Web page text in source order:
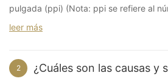
pulgada (ppi) (Nota: ppi se refiere al
leer más
2 ¿Cuáles son las causas y